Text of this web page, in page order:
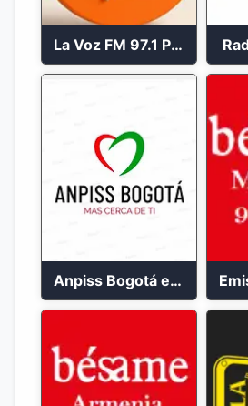
La Voz FM 97.1 Popayán en Vivo
Anpiss Bogotá emisora 2023